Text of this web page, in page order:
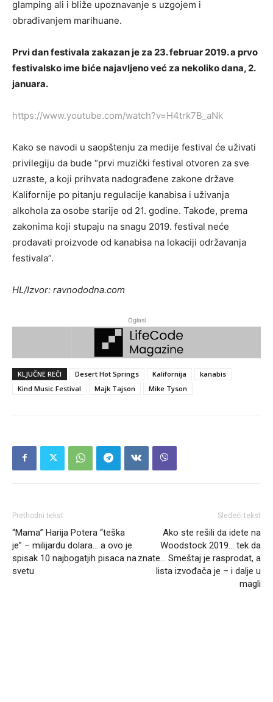
glamping ali i bliže upoznavanje s uzgojem i
obrađivanjem marihuane.
Prvi dan festivala zakazan je za 23. februar 2019. a prvo
festivalsko ime biće najavljeno već za nekoliko dana, 2.
januara.
https://www.youtube.com/watch?v=H4trk7B_aNk
Kako se navodi u saopštenju za medije festival će uživati
privilegiju da bude “prvi muzički festival otvoren za sve
uzraste, a koji prihvata nadograđene zakone države
Kalifornije po pitanju regulacije kanabisa i uživanja
alkohola za osobe starije od 21. godine. Takođe, prema
zakonima koji stupaju na snagu 2019. festival neće
prodavati proizvode od kanabisa na lokaciji održavanja
festivala”.
HL/Izvor: ravnododna.com
Oglasi
KLJUČNE REČI Desert Hot Springs Kalifornija
kanabis
Kind Music Festival
Majk Tajson Mike Tyson
Prethodni tekst
“Mama” Harija Potera “teška
je” – milijardu dolara… a ovo je
spisak 10 najbogatjih pisaca na
svetu
Sledeći tekst
Ako ste rešili da idete na
Woodstock 2019… tek da
znate… Smeštaj je rasprodat, a
lista izvođača je – i dalje u
magli